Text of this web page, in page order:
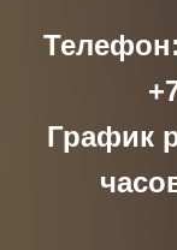
График